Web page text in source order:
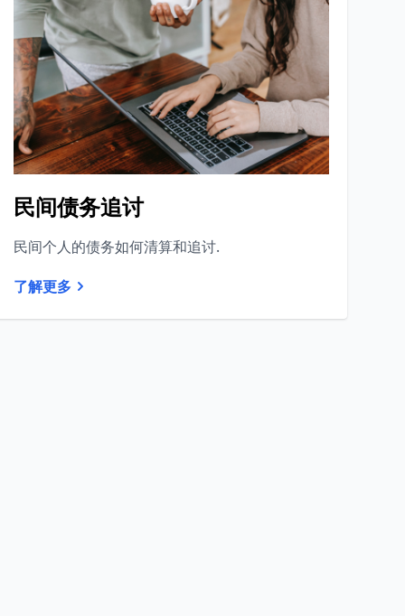
民间债务追讨
民间个人的债务如何清算和追讨.
了解更多